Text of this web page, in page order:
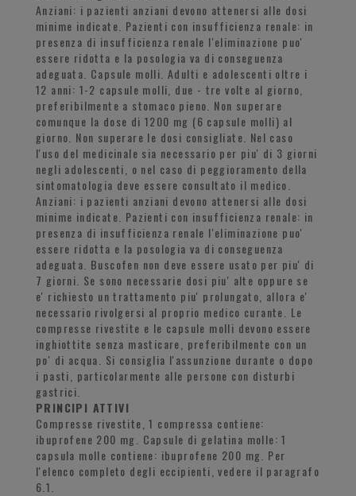
Anziani: i pazienti anziani devono attenersi alle dosi
minime indicate. Pazienti con insufficienza renale: in
presenza di insufficienza renale l'eliminazione puo'
essere ridotta e la posologia va di conseguenza
adeguata. Capsule molli. Adulti e adolescenti oltre i
12 anni: 1-2 capsule molli, due - tre volte al giorno,
preferibilmente a stomaco pieno. Non superare
comunque la dose di 1200 mg (6 capsule molli) al
giorno. Non superare le dosi consigliate. Nel caso
l'uso del medicinale sia necessario per piu' di 3 giorni
negli adolescenti, o nel caso di peggioramento della
sintomatologia deve essere consultato il medico.
Anziani: i pazienti anziani devono attenersi alle dosi
minime indicate. Pazienti con insufficienza renale: in
presenza di insufficienza renale l'eliminazione puo'
essere ridotta e la posologia va di conseguenza
adeguata. Buscofen non deve essere usato per piu' di
7 giorni. Se sono necessarie dosi piu' alte oppure se
e' richiesto un trattamento piu' prolungato, allora e'
necessario rivolgersi al proprio medico curante. Le
compresse rivestite e le capsule molli devono essere
inghiottite senza masticare, preferibilmente con un
po' di acqua. Si consiglia l'assunzione durante o dopo
i pasti, particolarmente alle persone con disturbi
gastrici.
PRINCIPI ATTIVI
Compresse rivestite, 1 compressa contiene:
ibuprofene 200 mg. Capsule di gelatina molle: 1
capsula molle contiene: ibuprofene 200 mg. Per
l'elenco completo degli eccipienti, vedere il paragrafo
6.1.